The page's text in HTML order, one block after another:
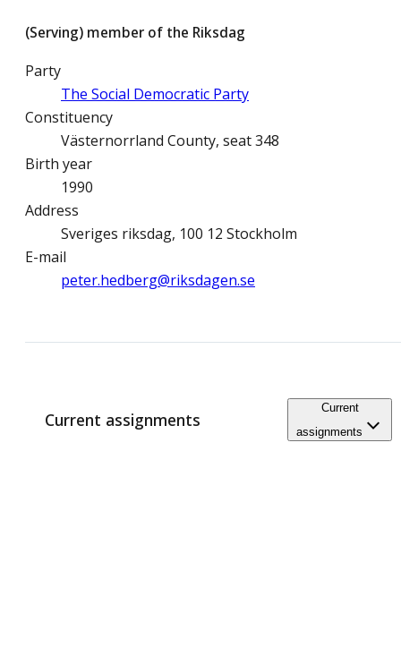
(Serving) member of the Riksdag
Party
The Social Democratic Party
Constituency
Västernorrland County, seat 348
Birth year
1990
Address
Sveriges riksdag, 100 12 Stockholm
E-mail
peter.hedberg@­riksdagen.se
Current assignments
Current
assignments